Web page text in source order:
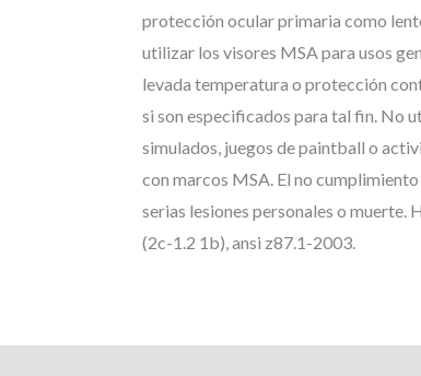
protección ocular primaria como
utilizar los visores MSA para usos
levada temperatura o protección
si son especificados para tal fin. No
simulados, juegos de paintball o
con marcos MSA. El no
serias lesiones personales o
(2c-1.2 1b), ansi z87.1-2003.